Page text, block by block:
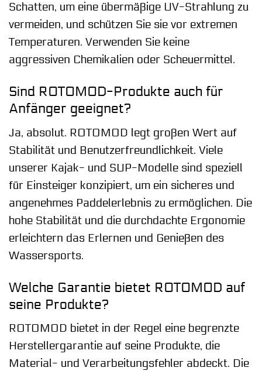
Schatten, um eine übermäßige UV-Strahlung zu
vermeiden, und schützen Sie sie vor extremen
Temperaturen. Verwenden Sie keine
aggressiven Chemikalien oder Scheuermittel.
Sind ROTOMOD-Produkte auch für
Anfänger geeignet?
Ja, absolut. ROTOMOD legt großen Wert auf
Stabilität und Benutzerfreundlichkeit. Viele
unserer Kajak- und SUP-Modelle sind speziell
für Einsteiger konzipiert, um ein sicheres und
angenehmes Paddelerlebnis zu ermöglichen. Die
hohe Stabilität und die durchdachte Ergonomie
erleichtern das Erlernen und Genießen des
Wassersports.
Welche Garantie bietet ROTOMOD auf
seine Produkte?
ROTOMOD bietet in der Regel eine begrenzte
Herstellergarantie auf seine Produkte, die
Material- und Verarbeitungsfehler abdeckt. Die